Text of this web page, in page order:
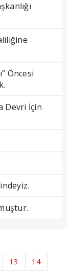
Öncesi
Devri İçin
13 14